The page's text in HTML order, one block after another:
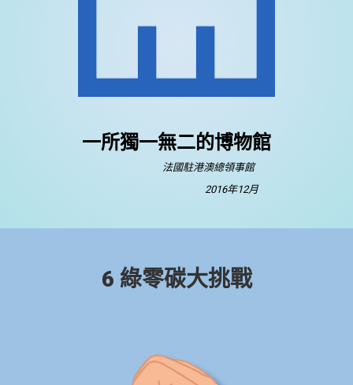
一所獨一無二的博物館
法國駐港澳總領事館
2016年12月
6 綠零碳大挑戰